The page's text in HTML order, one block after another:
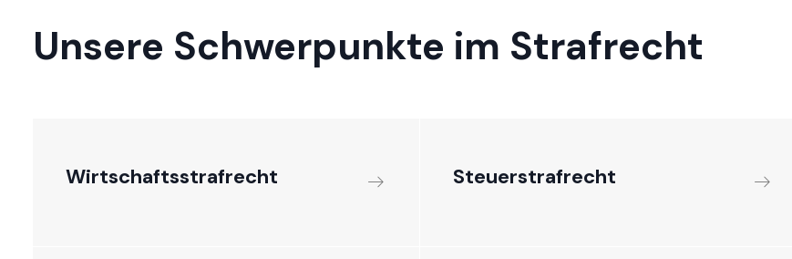
Unsere Schwerpunkte im Strafrecht
Wirtschaftsstrafrecht Steuerstrafrecht